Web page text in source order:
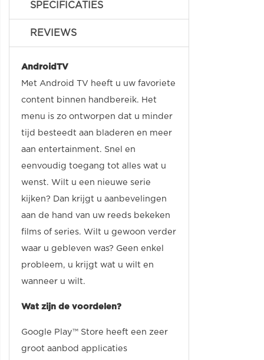
SPECIFICATIES
REVIEWS
AndroidTV
Met Android TV heeft u uw favoriete
content binnen handbereik. Het
menu is zo ontworpen dat u minder
tijd besteedt aan bladeren en meer
aan entertainment. Snel en
eenvoudig toegang tot alles wat u
wenst. Wilt u een nieuwe serie
kijken? Dan krijgt u aanbevelingen
aan de hand van uw reeds bekeken
films of series. Wilt u gewoon verder
waar u gebleven was? Geen enkel
probleem, u krijgt wat u wilt en
wanneer u wilt.
Wat zijn de voordelen?
Google Play™ Store heeft een zeer
groot aanbod applicaties